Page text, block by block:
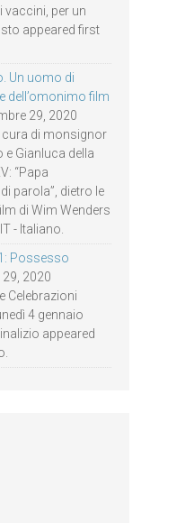
vaccini, per un
appeared first
Un uomo di
dell’omonimo film
29, 2020
di monsignor
e Gianluca della
“Papa
parola”, dietro le
di Wim Wenders
- Italiano.
Possesso
2020
Celebrazioni
4 gennaio
appeared